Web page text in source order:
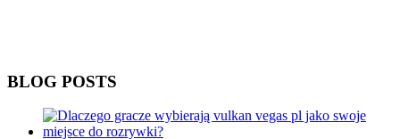
BLOG POSTS